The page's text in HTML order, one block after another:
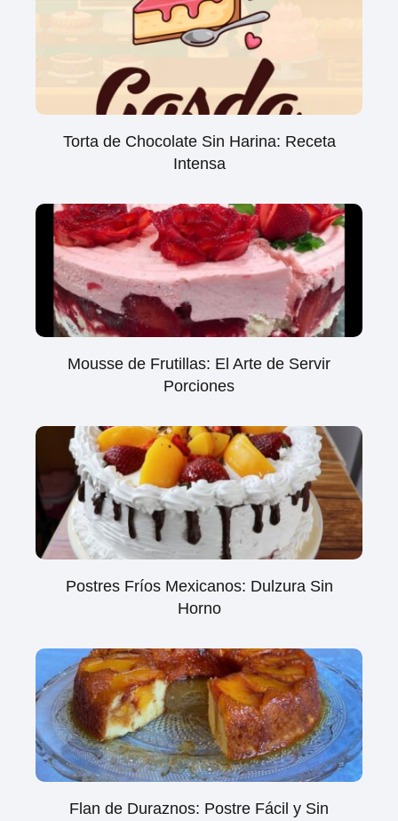
Torta de Chocolate Sin Harina: Receta
Intensa
Mousse de Frutillas: El Arte de Servir
Porciones
Postres Fríos Mexicanos: Dulzura Sin
Horno
Flan de Duraznos: Postre Fácil y Sin